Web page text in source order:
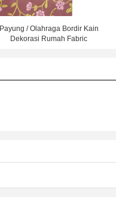
Payung / Olahraga Bordir Kain
Dekorasi Rumah Fabric